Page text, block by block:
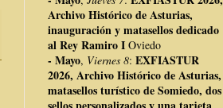
Archivo Histórico de Asturias,
inauguración y matasellos dedicado
al Rey Ramiro I Oviedo
- Mayo, Viernes 8: EXFIASTUR
2026, Archivo Histórico de Asturias,
matasellos turístico de Somiedo, dos